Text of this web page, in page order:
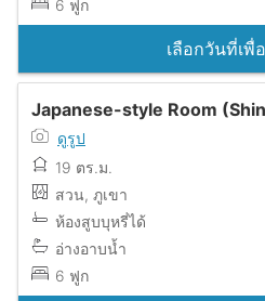
6 ฟูก
เลือกวันที่เพื่
Japanese-style Room
ดูรูป
19 ตร.ม.
สวน, ภูเขา
ห้องสูบบุหรี่ได้
อ่างอาบน้ำ
6 ฟูก